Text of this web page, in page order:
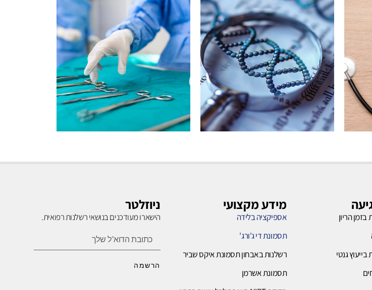
רשלנות
גנטי
לחץ כאן
רשלנות
לחץ כאן
הריון
גנטי
מידע מקצועי
אספיקציה בלידה
תסמונת די ג'ורג'
רשלנות באבחון תסמונת איקס שביר
תסמונת אשרמן
ניוזלטר
הישארו מעודכנים בנושאי רשלנות רפואית.
הרשמה